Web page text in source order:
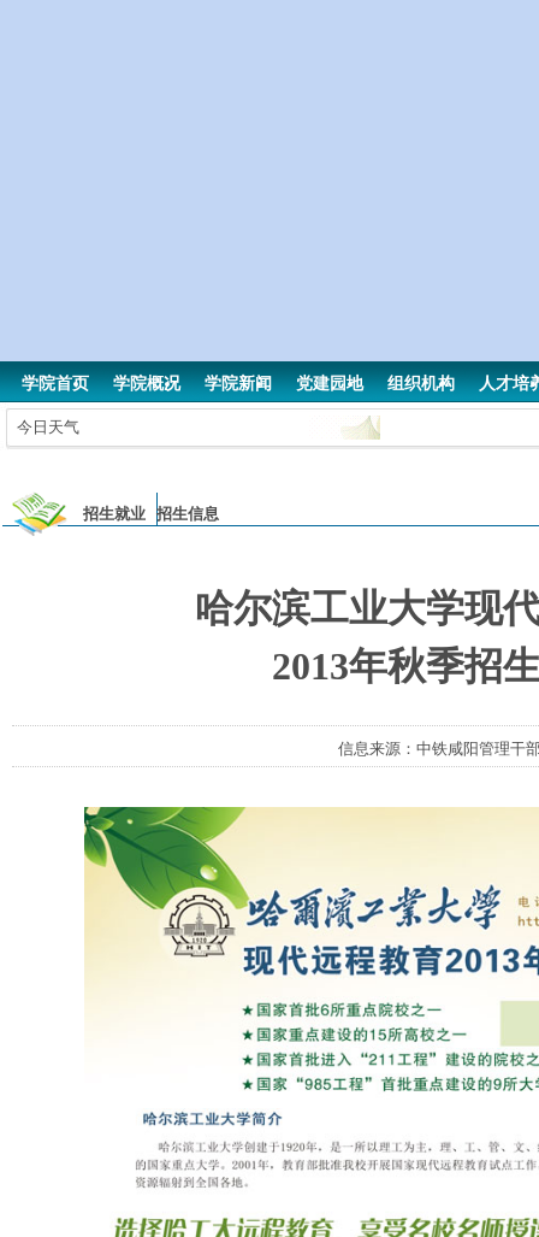
学院首页 学院概况 学院新闻 党建园地 组织机构 人才培
今日天气
招生就业 招生信息
哈尔滨工业大学现
2013年秋季招
信息来源：中铁咸阳管理干